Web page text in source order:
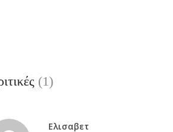
(1)
Ελισαβετ